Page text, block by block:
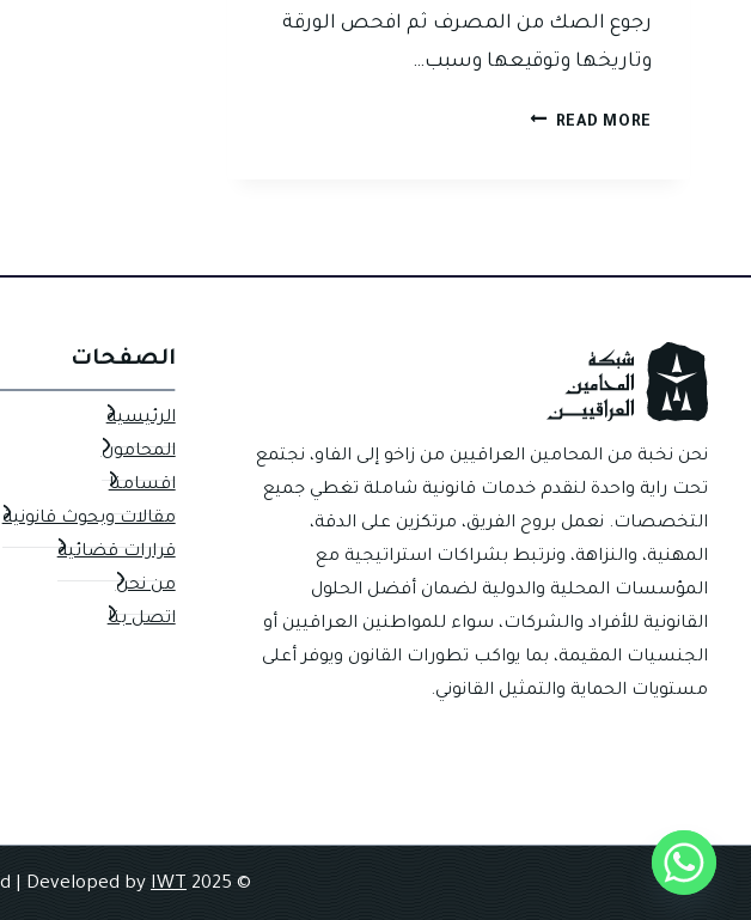
رجوع الصك من المصرف ثم افحص الورقة
وتاريخها وتوقيعها وسبب…
READ MORE رجع
نحن نخبة من المحامين العراقيين من زاخو إلى الفاو، نجتمع
تحت راية واحدة لنقدم خدمات قانونية شاملة تغطي جميع
التخصصات. نعمل بروح الفريق، مرتكزين على الدقة،
المهنية، والنزاهة، ونرتبط بشراكات استراتيجية مع
المؤسسات المحلية والدولية لضمان أفضل الحلول
القانونية للأفراد والشركات، سواء للمواطنين العراقيين أو
الجنسيات المقيمة، بما يواكب تطورات القانون ويوفر أعلى
مستويات الحماية والتمثيل القانوني.
الصفحات
الرئيسية
المحامون
اقسامنا
مقالات وبحوث قانونية
قرارات قضائية
من نحن
اتصل بنا
© 2025 Iraqi Lawyers Network, All Rights Reserved | Developed by
IWT